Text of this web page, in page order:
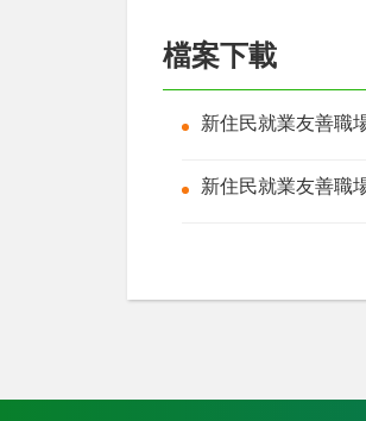
檔案下載
新住民就業友善職
新住民就業友善職